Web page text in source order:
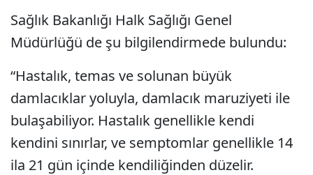
Sağlık Bakanlığı Halk Sağlığı Genel
Müdürlüğü de şu bilgilendirmede bulundu:
“Hastalık, temas ve solunan büyük
damlacıklar yoluyla, damlacık maruziyeti ile
bulaşabiliyor. Hastalık genellikle kendi
kendini sınırlar, ve semptomlar genellikle 14
ila 21 gün içinde kendiliğinden düzelir.